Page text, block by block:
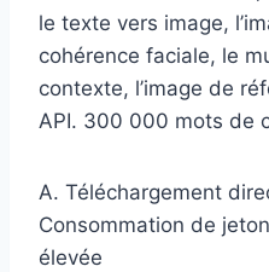
le texte vers image,
cohérence faciale, le
contexte, l’image de
API. 300 000 mots de
A. Téléchargement
Consommation de
élevée